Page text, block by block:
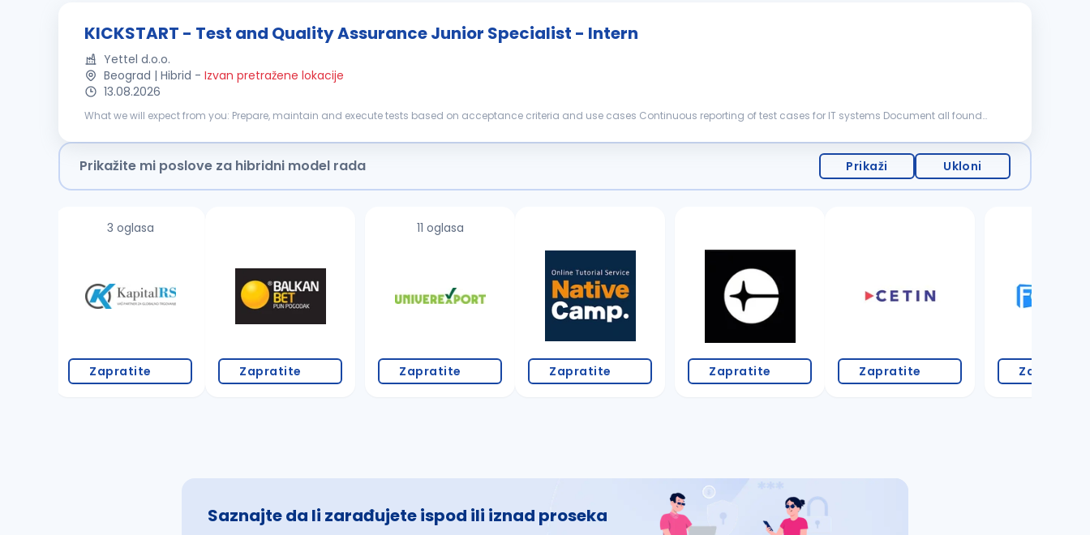
KICKSTART - Test and Quality Assurance Junior Specialist - Intern
Yettel d.o.o.
Beograd | Hibrid - Izvan pretražene lokacije
13.08.2026
What we will expect from you: Prepare, maintain and execute tests based on acceptance criteria and use cases Continuous reporting of test cases for IT systems Document all found
Prikažite mi poslove za hibridni model rada Prikaži Ukloni
3 oglasa
Zapratite Zapratite
11 oglasa
Zapratite Zapratite Zapratite Zapratite Zapratite
Saznajte da li zarađujete ispod ili iznad proseka